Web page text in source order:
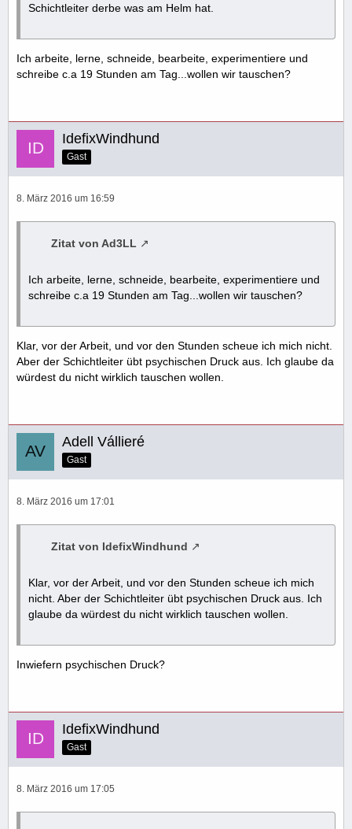
Schichtleiter derbe was am Helm hat.
Ich arbeite, lerne, schneide, bearbeite, experimentiere und
schreibe c.a 19 Stunden am Tag...wollen wir tauschen?
IdefixWindhund
Gast
8. März 2016 um 16:59
Zitat von Ad3LL
Ich arbeite, lerne, schneide, bearbeite, experimentiere und
schreibe c.a 19 Stunden am Tag...wollen wir tauschen?
Klar, vor der Arbeit, und vor den Stunden scheue ich mich nicht.
Aber der Schichtleiter übt psychischen Druck aus. Ich glaube da
würdest du nicht wirklich tauschen wollen.
Adell Vállieré
Gast
8. März 2016 um 17:01
Zitat von IdefixWindhund
Klar, vor der Arbeit, und vor den Stunden scheue ich mich
nicht. Aber der Schichtleiter übt psychischen Druck aus. Ich
glaube da würdest du nicht wirklich tauschen wollen.
Inwiefern psychischen Druck?
IdefixWindhund
Gast
8. März 2016 um 17:05